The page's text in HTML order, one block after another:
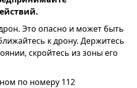
Это опасно и может быть
к дрону. Держитесь
скройтесь из зоны его
по номеру 112